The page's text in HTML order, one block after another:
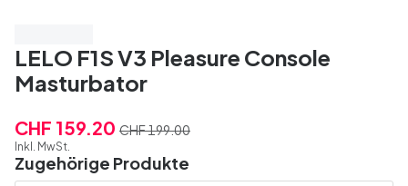
LELO F1S V3 Pleasure Console
Masturbator
CHF 159.20 CHF 199.00
Inkl. MwSt.
Zugehörige Produkte